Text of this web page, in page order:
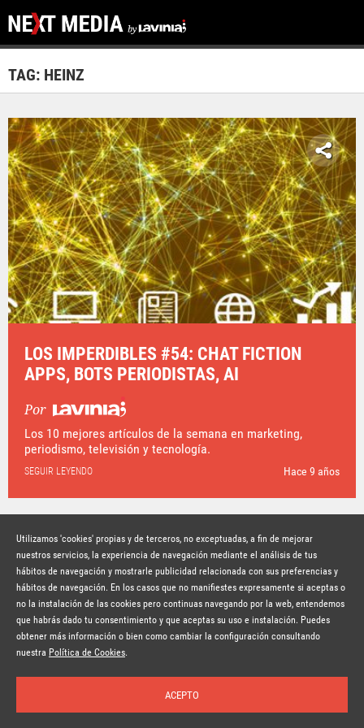
Inicio Temas Autores Nosotros Buscar Suscríbete
TAG: HEINZ
LOS IMPERDIBLES #54: CHAT FICTION
APPS, BOTS PERIODISTAS, AI
Por
Los 10 mejores artículos de la semana en marketing,
periodismo, televisión y tecnología.
SEGUIR LEYENDO Hace 9 años
Suscríbete a la newsletter
© Copyright Lavinia 2026 –www.lavinia.tc
Nota Legal
Contacto Política de privacidad
Condiciones de uso
Utilizamos 'cookies' propias y de terceros, no exceptuadas, a fin de mejorar
nuestros servicios, la experiencia de navegación mediante el análisis de tus
hábitos de navegación y mostrarle publicidad relacionada con sus preferencias y
hábitos de navegación. En los casos que no manifiestes expresamente si aceptas o
no la instalación de las cookies pero continuas navegando por la web, entendemos
que habrás dado tu consentimiento y que aceptas su uso e instalación. Puedes
obtener más información o bien como cambiar la configuración consultando
nuestra Política de Cookies.
ACEPTO